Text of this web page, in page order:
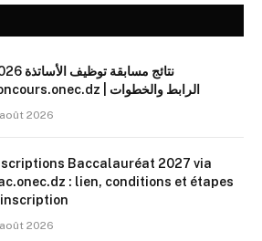
نتائج مسابقة توظيف
concours.onec.dz | الرابط والخطوات
2026
Baccalauréat 2027 via
: lien, conditions et étapes
2026